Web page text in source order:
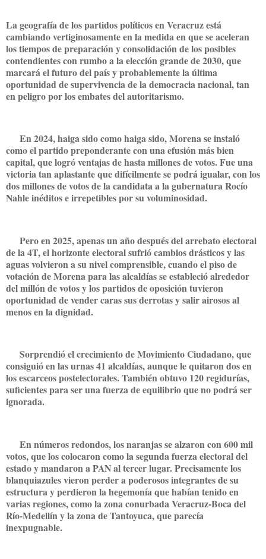
La geografía de los partidos políticos en Veracruz está
cambiando vertiginosamente en la medida en que se aceleran
los tiempos de preparación y consolidación de los posibles
contendientes con rumbo a la elección grande de 2030, que
marcará el futuro del país y probablemente la última
oportunidad de supervivencia de la democracia nacional, tan
en peligro por los embates del autoritarismo.
En 2024, haiga sido como haiga sido, Morena se instaló
como el partido preponderante con una efusión más bien
capital, que logró ventajas de hasta millones de votos. Fue una
victoria tan aplastante que difícilmente se podrá igualar, con los
dos millones de votos de la candidata a la gubernatura Rocío
Nahle inéditos e irrepetibles por su voluminosidad.
Pero en 2025, apenas un año después del arrebato electoral
de la 4T, el horizonte electoral sufrió cambios drásticos y las
aguas volvieron a su nivel comprensible, cuando el piso de
votación de Morena para las alcaldías se estableció alrededor
del millón de votos y los partidos de oposición tuvieron
oportunidad de vender caras sus derrotas y salir airosos al
menos en la dignidad.
Sorprendió el crecimiento de Movimiento Ciudadano, que
consiguió en las urnas 41 alcaldías, aunque le quitaron dos en
los escarceos postelectorales. También obtuvo 120 regidurías,
suficientes para ser una fuerza de equilibrio que no podrá ser
ignorada.
En números redondos, los naranjas se alzaron con 600 mil
votos, que los colocaron como la segunda fuerza electoral del
estado y mandaron a PAN al tercer lugar. Precisamente los
blanquiazules vieron perder a poderosos integrantes de su
estructura y perdieron la hegemonía que habían tenido en
varias regiones, como la zona conurbada Veracruz-Boca del
Río-Medellín y la zona de Tantoyuca, que parecía
inexpugnable.